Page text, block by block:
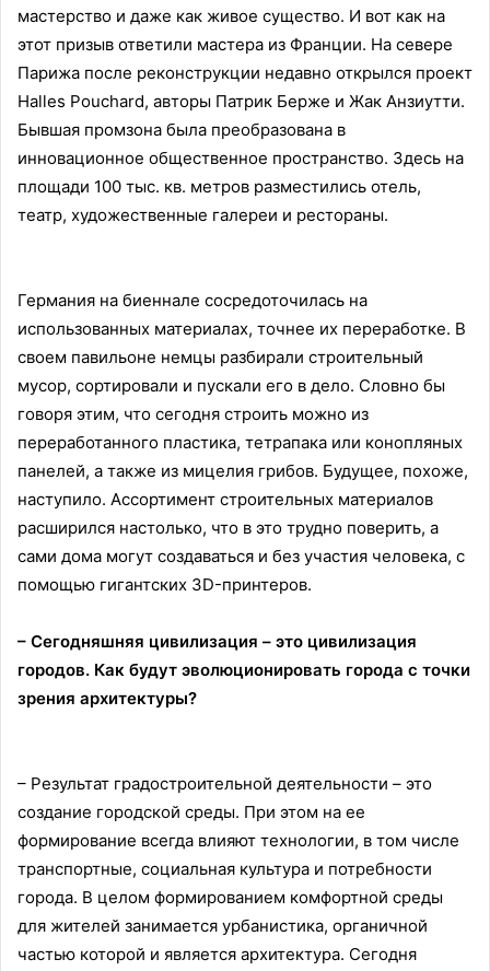
мастерство и даже как живое существо. И вот как на
этот призыв ответили мастера из Франции. На севере
Парижа после реконструкции недавно открылся проект
Halles Pouchard, авторы Патрик Берже и Жак Анзиутти.
Бывшая промзона была преобразована в
инновационное общественное пространство. Здесь на
площади 100 тыс. кв. метров разместились отель,
театр, художественные галереи и рестораны.
Германия на биеннале сосредоточилась на
использованных материалах, точнее их переработке. В
своем павильоне немцы разбирали строительный
мусор, сортировали и пускали его в дело. Словно бы
говоря этим, что сегодня строить можно из
переработанного пластика, тетрапака или конопляных
панелей, а также из мицелия грибов. Будущее, похоже,
наступило. Ассортимент строительных материалов
расширился настолько, что в это трудно поверить, а
сами дома могут создаваться и без участия человека, с
помощью гигантских 3D-принтеров.
– Сегодняшняя цивилизация – это цивилизация
городов. Как будут эволюционировать города с точки
зрения архитектуры?
– Результат градостроительной деятельности – это
создание городской среды. При этом на ее
формирование всегда влияют технологии, в том числе
транспортные, социальная культура и потребности
города. В целом формированием комфортной среды
для жителей занимается урбанистика, органичной
частью которой и является архитектура. Сегодня